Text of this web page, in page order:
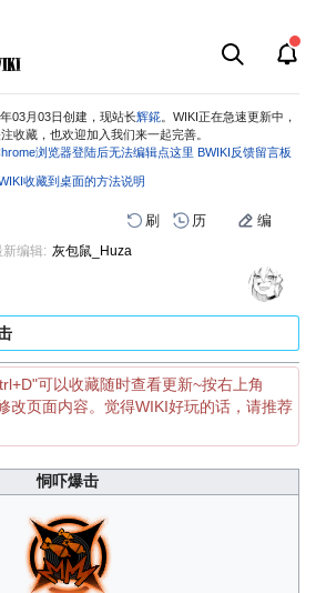
03月03日创建，现站长辉錵 。WIKI正在急速更新中，
收藏，也欢迎加入我们来一起完善。
浏览器登陆后无法编辑点这里 BWIKI反馈留言板
收藏到桌面的方法说明
刷 历 编
新编辑: 灰包鼠_Huza
可以收藏随时查看更新~按右上角
改页面内容。觉得WIKI好玩的话，请推荐
恫吓爆击